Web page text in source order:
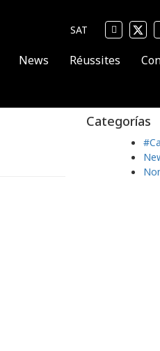
SAT
News Réussites
Categorías